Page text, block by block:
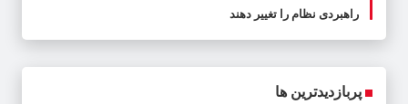
راهبردی نظام را تغییر دهند
پربازدیدترین ها